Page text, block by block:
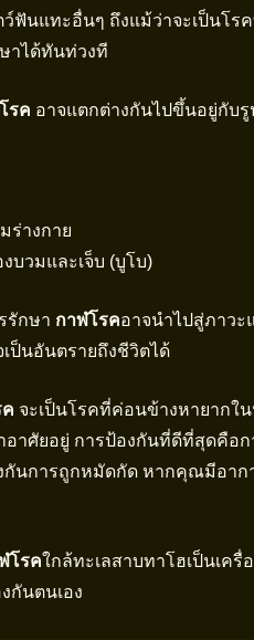
ฟันแทะอื่นๆ ถึงแม้ว่าจะเป็นโร
าได้ทันท่วงที
รค อาจแตกต่างกันไปขึ้นอยู่กับ
ร่างกาย
บวมและเจ็บ (บูโบ)
รักษา กาฬโรคอาจนำไปสู่ภาวะ
ป็นอันตรายถึงชีวิตได้
จะเป็นโรคที่ค่อนข้างหายากใ
าศัยอยู่ การป้องกันที่ดีที่สุดคือ
กันการถูกหมัดกัด หากคุณมีอา
โรคใกล้ทะเลสาบทาโฮเป็นเครื่
กันตนเอง